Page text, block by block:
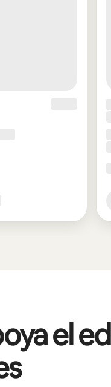
el